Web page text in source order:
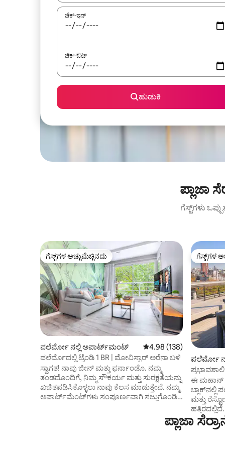
ಚೆಕ್-ಇನ್
ಚೆಕ್-ಔಟ್
ಹುಡುಕಿ
ಪ್ಲಾಜಾ
ಗೆಸ್ಟ್‌ಗಳು
ಗೆಸ್ಟ್‌ಗಳ ಅಚ್ಚುಮೆಚ್ಚಿನದು
ಗೆಸ್ಟ್‌ಗಳ ಅಚ್ಚುಮೆಚ್ಚಿನದು
ಪಲೆರ್ಮೋ ನಲ್ಲಿ ಅಪಾರ್ಟ್‌ಮಂಟ್ 5 ರಲ್ಲಿ 4.98 ಸರಾಸರಿ
4.98 (138)
ಪಲೆರ್ಮೊದಲ್ಲಿ ಟ್ರೆಂಡಿ 1 BR | ಮೋವಿಸ್ಟಾರ್ ಅರೆನಾ ಬಳಿ
ಸ್ವಾಗತ! ನಾವು ಜೀನ್ ಮತ್ತು ಫರ್ನಾಂಡೊ. ನಮ್ಮ
ತಂಡದೊಂದಿಗೆ, ನಿಮ್ಮ ಸೌಕರ್ಯ ಮತ್ತು ಸುರಕ್ಷತೆಯನ್ನು
ಖಚಿತಪಡಿಸಿಕೊಳ್ಳಲು ನಾವು ಕೆಲಸ ಮಾಡುತ್ತೇವೆ. ನಮ್ಮ
ಅಪಾರ್ಟ್‌ಮೆಂಟ್‌ಗಳು ಸಂಪೂರ್ಣವಾಗಿ ಸಜ್ಜುಗೊಂಡಿವೆ
ಪೋರ್ಟೊ ಮಡೆರೊ ಮತ್ತು ಒಬೆಲಿಸ್ಕ್ ಬಳಿ ಪ್ರಮುಖ
ಗೆಸ್ಟ್‌ಗಳ
ಗೆಸ್ಟ್‌ಗಳ
ಪಲೆರ್ಮೋ
ಪೂಲ್
ಈ ಮಹಾನ್
ಮತ್ತು
ಒಳಾಂಗಣ
ಟೆರೇಸ್‌ನೊಂದಿಗೆ, ಈ
ಪ್ಲಾಜಾ